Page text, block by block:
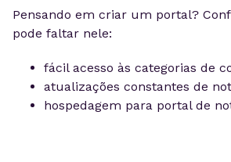
Pensando em criar um portal?
pode faltar nele:
fácil acesso às categorias de
atualizações constantes de
hospedagem para portal de